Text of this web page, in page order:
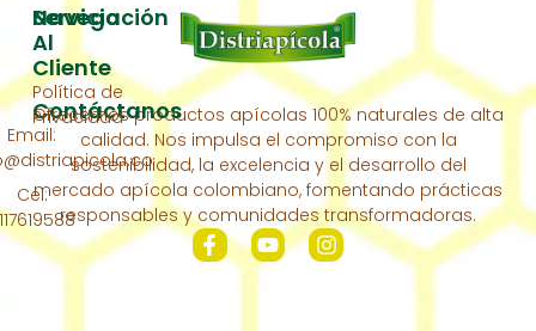
Ofrecemos productos apícolas 100% naturales de alta
calidad. Nos impulsa el compromiso con la
sostenibilidad, la excelencia y el desarrollo del
mercado apícola colombiano, fomentando prácticas
responsables y comunidades transformadoras.
Servicio
Al
Cliente
Política de
Privacidad
Navegación
Inicio
Acerca
De
Nosotros
Nuestra
Colmena
Contáctanos
Contáctanos
Email:
Cel: